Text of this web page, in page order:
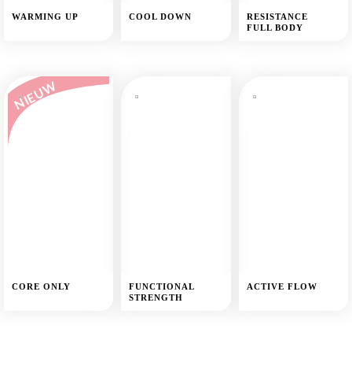
WARMING UP COOL DOWN
RESISTANCE
FULL BODY
NIEUW
CORE ONLY
FUNCTIONAL
STRENGTH
ACTIVE FLOW